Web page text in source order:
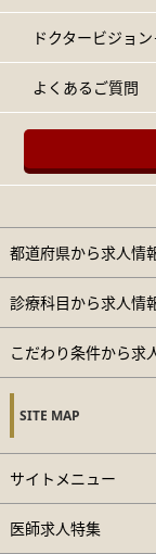
ドクタービジョン
よくあるご質問
都道府県から求人情
診療科目から求人情
こだわり条件から求
SITE MAP
サイトメニュー
医師求人特集